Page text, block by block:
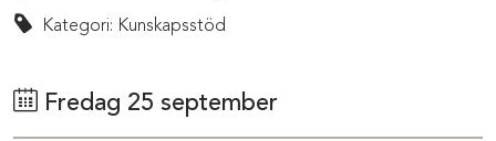
Kategori: Kunskapsstöd
Fredag 25 september